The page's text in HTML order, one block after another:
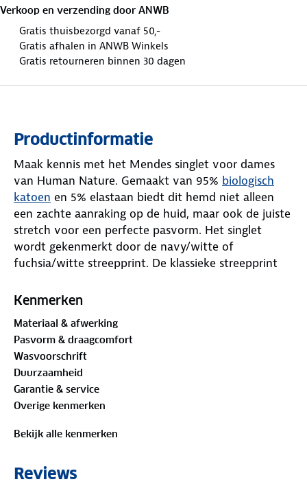
Verkoop en verzending door ANWB
Gratis thuisbezorgd vanaf 50,-
Gratis afhalen in ANWB Winkels
Gratis retourneren binnen 30 dagen
Productinformatie
Maak kennis met het Mendes singlet voor dames
van Human Nature. Gemaakt van 95% biologisch
katoen en 5% elastaan biedt dit hemd niet alleen
een zachte aanraking op de huid, maar ook de juiste
stretch voor een perfecte pasvorm. Het singlet
wordt gekenmerkt door de navy/witte of
fuchsia/witte streepprint. De klassieke streepprint
singlet een veelzijdige keuze is voor verschillende
Een singlet is een waardevolle toevoeging aan je
kledingkast, vooral tijdens warmere dagen of als
comfortabele basislaag onder je favoriete outfits.
Draag de Mendes singlet solo op een zonnige dag
voor een relaxte uitstraling of combineer het met
andere kledingstukken voor een gelaagde look. Of
Kenmerken
Materiaal & afwerking
Pasvorm & draagcomfort
Wasvoorschrift
Duurzaamheid
Garantie & service
Overige kenmerken
Bekijk alle kenmerken
Reviews